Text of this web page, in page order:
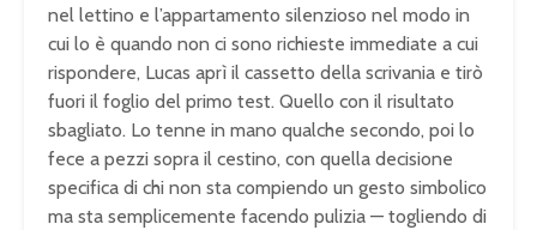
nel lettino e l’appartamento silenzioso nel modo in
cui lo è quando non ci sono richieste immediate a cui
rispondere, Lucas aprì il cassetto della scrivania e tirò
fuori il foglio del primo test. Quello con il risultato
sbagliato. Lo tenne in mano qualche secondo, poi lo
fece a pezzi sopra il cestino, con quella decisione
specifica di chi non sta compiendo un gesto simbolico
ma sta semplicemente facendo pulizia — togliendo di